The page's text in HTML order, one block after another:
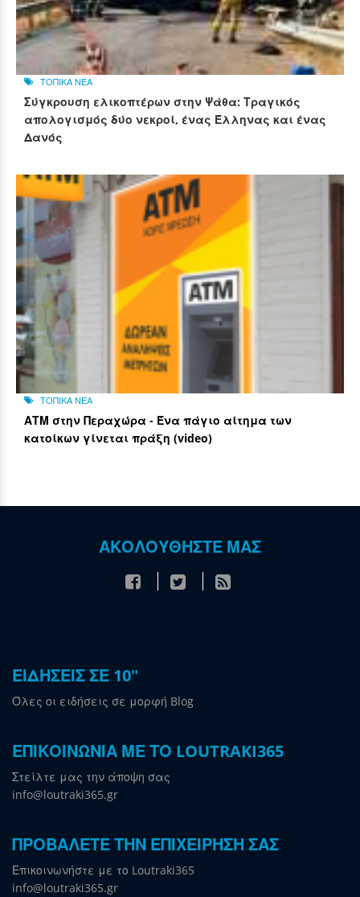
ΤΟΠΙΚΑ ΝΕΑ
Σύγκρουση ελικοπτέρων στην Ψάθα: Τραγικός
απολογισμός δύο νεκροί, ένας Έλληνας και ένας
Δανός
ΤΟΠΙΚΑ ΝΕΑ
ΑΤΜ στην Περαχώρα - Ένα πάγιο αίτημα των
κατοίκων γίνεται πράξη (video)
ΑΚΟΛΟΥΘΗΣΤΕ ΜΑΣ
ΕΙΔΗΣΕΙΣ ΣΕ 10"
Όλες οι ειδήσεις σε μορφή Blog
ΕΠΙΚΟΙΝΩΝΙΑ ΜΕ ΤΟ LOUTRAKI365
Στείλτε μας την άποψη σας
info@loutraki365.gr
ΠΡΟΒΑΛΕΤΕ ΤΗΝ ΕΠΙΧΕΙΡΗΣΗ ΣΑΣ
Επικοινωνήστε με το Loutraki365
info@loutraki365.gr